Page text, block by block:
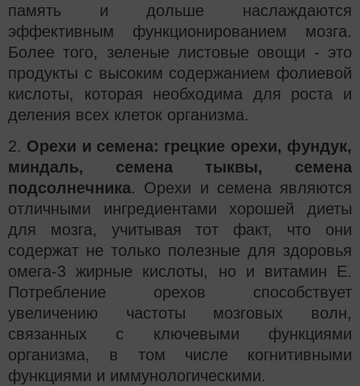
память и дольше наслаждаются
эффективным функционированием мозга.
Более того, зеленые листовые овощи - это
продукты с высоким содержанием фолиевой
кислоты, которая необходима для роста и
деления всех клеток организма.
2. Орехи и семена: грецкие орехи, фундук,
миндаль, семена тыквы, семена
подсолнечника. Орехи и семена являются
отличными ингредиентами хорошей диеты
для мозга, учитывая тот факт, что они
содержат не только полезные для здоровья
омега-3 жирные кислоты, но и витамин Е.
Потребление орехов способствует
увеличению частоты мозговых волн,
связанных с ключевыми функциями
организма, в том числе когнитивными
функциями и иммунологическими.